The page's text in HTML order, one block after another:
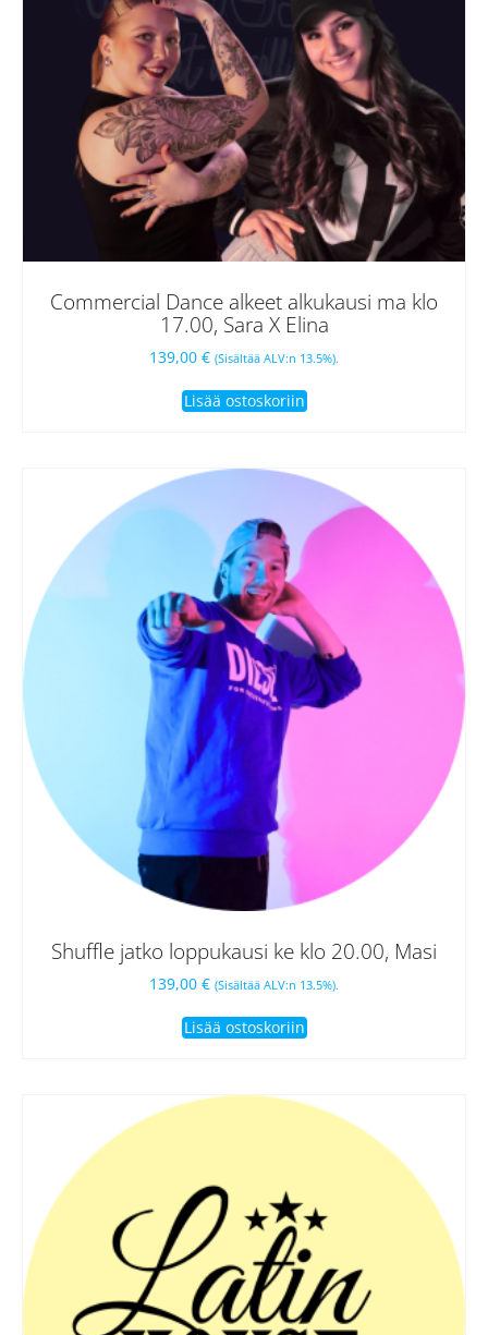
Commercial Dance alkeet alkukausi ma klo
17.00, Sara X Elina
139,00 € (Sisältää ALV:n 13.5%).
Lisää ostoskoriin
Shuffle jatko loppukausi ke klo 20.00, Masi
139,00 € (Sisältää ALV:n 13.5%).
Lisää ostoskoriin